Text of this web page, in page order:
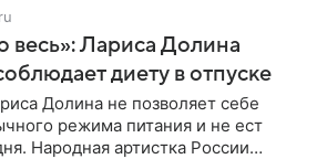
весь»: Лариса Долина
диету в отпуске
Долина не позволяет себе
режима питания и не ест
Народная артистка России